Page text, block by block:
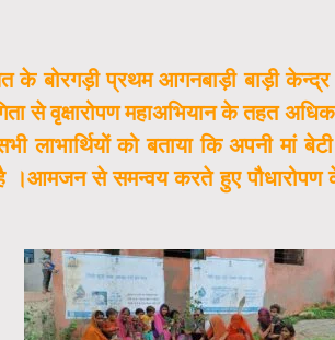
के बोरगड़ी प्रथम आगनबाड़ी बाड़ी
से वृक्षारोपण महाअभियान के तहत
लाभार्थियों को बताया कि अपनी मां
।आमजन से समन्वय करते हुए पौधारोपण